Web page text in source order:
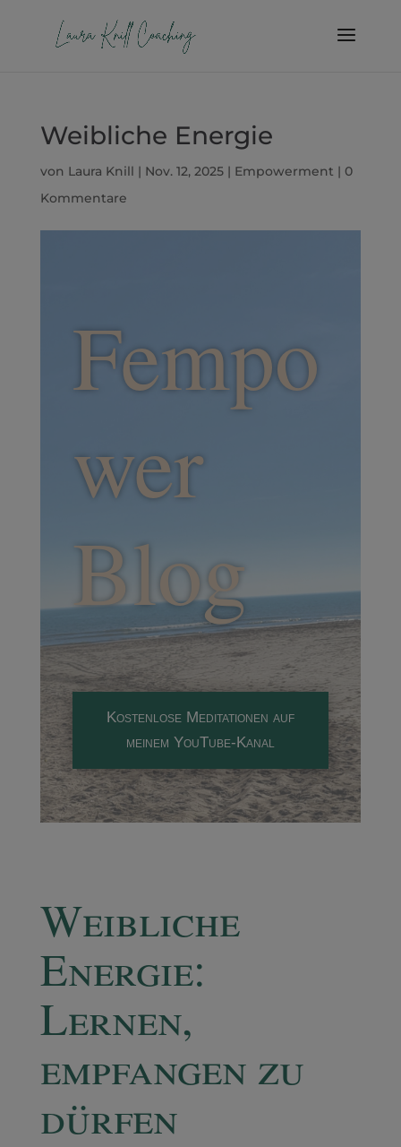
Weibliche Energie
von Laura Knill | Nov. 12, 2025| Empowerment | 0
Kommentare
Fempo
wer
Blog
Kostenlose Meditationen auf
meinem YouTube-Kanal
Weibliche
Energie:
Lernen,
empfangen zu
dürfen